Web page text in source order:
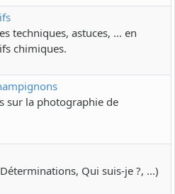
techniques, astuces, ... en
chimiques.
sur la photographie de
Qui suis-je ?, ...)